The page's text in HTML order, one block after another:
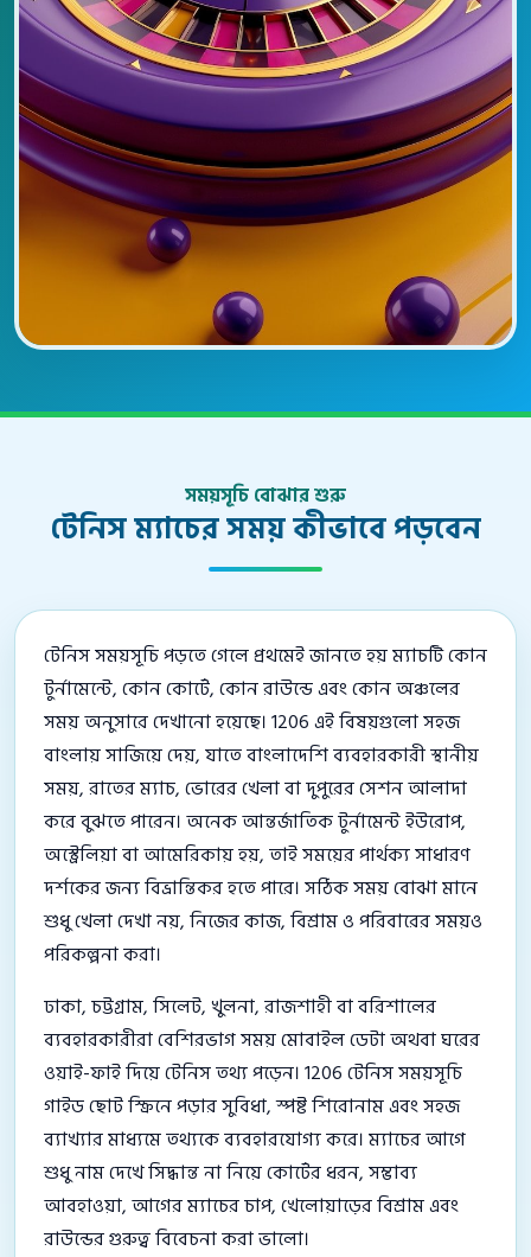
সময়সূচি বোঝার শুরু
টেনিস ম্যাচের সময় কীভাবে পড়বেন
টেনিস সময়সূচি পড়তে গেলে প্রথমেই জানতে হয় ম্যাচটি কোন
টুর্নামেন্টে, কোন কোর্টে, কোন রাউন্ডে এবং কোন অঞ্চলের
সময় অনুসারে দেখানো হয়েছে। 1206 এই বিষয়গুলো সহজ
বাংলায় সাজিয়ে দেয়, যাতে বাংলাদেশি ব্যবহারকারী স্থানীয়
সময়, রাতের ম্যাচ, ভোরের খেলা বা দুপুরের সেশন আলাদা
করে বুঝতে পারেন। অনেক আন্তর্জাতিক টুর্নামেন্ট ইউরোপ,
অস্ট্রেলিয়া বা আমেরিকায় হয়, তাই সময়ের পার্থক্য সাধারণ
দর্শকের জন্য বিভ্রান্তিকর হতে পারে। সঠিক সময় বোঝা মানে
শুধু খেলা দেখা নয়, নিজের কাজ, বিশ্রাম ও পরিবারের সময়ও
পরিকল্পনা করা।
ঢাকা, চট্টগ্রাম, সিলেট, খুলনা, রাজশাহী বা বরিশালের
ব্যবহারকারীরা বেশিরভাগ সময় মোবাইল ডেটা অথবা ঘরের
ওয়াই-ফাই দিয়ে টেনিস তথ্য পড়েন। 1206 টেনিস সময়সূচি
গাইড ছোট স্ক্রিনে পড়ার সুবিধা, স্পষ্ট শিরোনাম এবং সহজ
ব্যাখ্যার মাধ্যমে তথ্যকে ব্যবহারযোগ্য করে। ম্যাচের আগে
শুধু নাম দেখে সিদ্ধান্ত না নিয়ে কোর্টের ধরন, সম্ভাব্য
আবহাওয়া, আগের ম্যাচের চাপ, খেলোয়াড়ের বিশ্রাম এবং
রাউন্ডের গুরুত্ব বিবেচনা করা ভালো।